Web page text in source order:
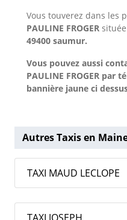
Vous touverez dans les
PAULINE FROGER
49400 saumur.
Vous pouvez aussi
PAULINE FROGER par
bannière jaune ci
Autres Taxis en
TAXI MAUD LECLOPE